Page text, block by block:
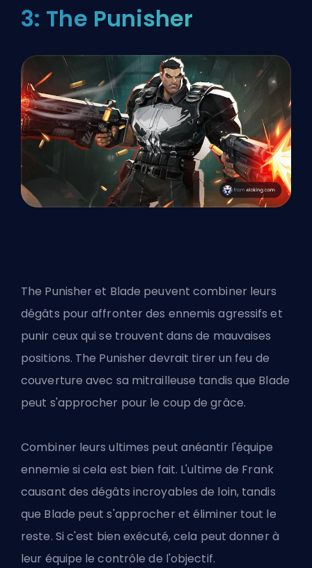
3: The Punisher
The Punisher et Blade peuvent combiner leurs
dégâts pour affronter des ennemis agressifs et
punir ceux qui se trouvent dans de mauvaises
positions. The Punisher devrait tirer un feu de
couverture avec sa mitrailleuse tandis que Blade
peut s'approcher pour le coup de grâce.
Combiner leurs ultimes peut anéantir l'équipe
ennemie si cela est bien fait. L'ultime de Frank
causant des dégâts incroyables de loin, tandis
que Blade peut s'approcher et éliminer tout le
reste. Si c'est bien exécuté, cela peut donner à
leur équipe le contrôle de l'objectif.